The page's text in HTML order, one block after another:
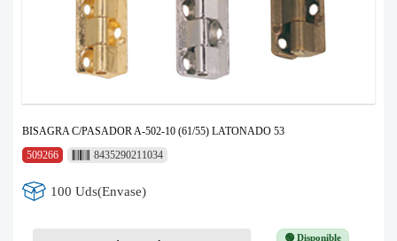
BISAGRA C/PASADOR A-502-10 (61/55) LATONADO 53
509266
8435290211034
100 Uds(Envase)
🟢 Disponible